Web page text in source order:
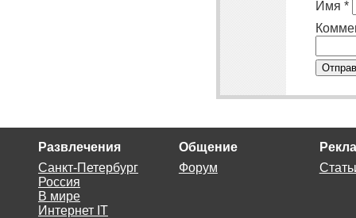
Имя *
Развлечения
Санкт-Петербург
Россия
В мире
Интернет IT
Общение
Форум